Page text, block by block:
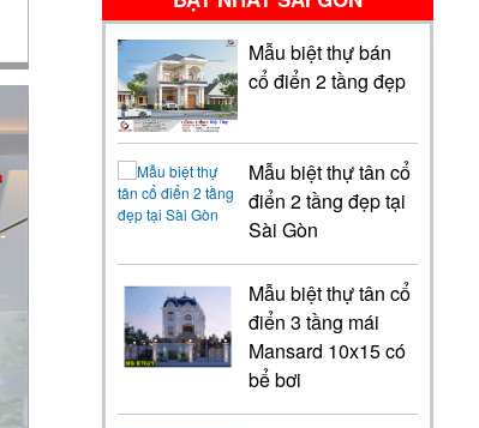
Mẫu biệt thự bán
cổ điển 2 tầng đẹp
Mẫu biệt thự tân cổ
điển 2 tầng đẹp tại
Sài Gòn
Mẫu biệt thự tân cổ
điển 3 tầng mái
Mansard 10x15 có
bể bơi